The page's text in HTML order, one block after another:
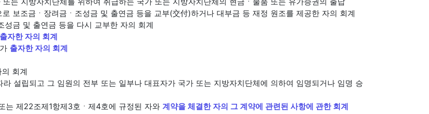
보조금ㆍ장려금ㆍ조성금 및 출연금 등을 교부(交付)하거나 대부금 등 재정 원조를 제공한 자의 회계
금 및 출연금 등을 다시 교부한 자의 회계
자한 자의 회계
출자한 자의 회계
회계
설립되고 그 임원의 전부 또는 일부나 대표자가 국가 또는 지방자치단체에 의하여 임명되거나 임명 승
는 제22조제1항제3호ㆍ제4호에 규정된 자와 계약을 체결한 자의 그 계약에 관련된 사항에 관한 회계